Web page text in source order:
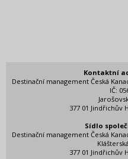
Kontaktní
Destinační management Česká
IČ:
377 01 Jindřichův
Sídlo
Destinační management Česká
377 01 Jindřichův